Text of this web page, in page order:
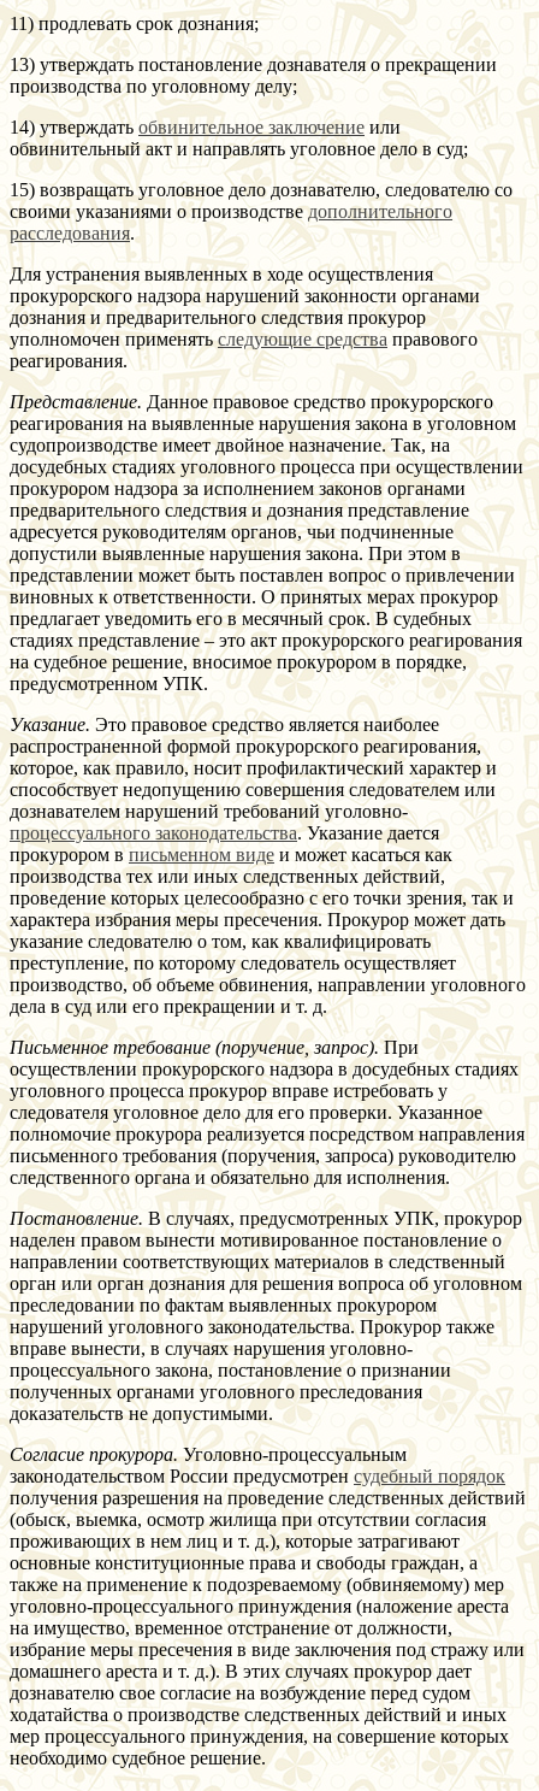
11) продлевать срок дознания;
13) утверждать постановление дознавателя о прекращении
производства по уголовному делу;
14) утверждать обвинительное заключение или
обвинительный акт и направлять уголовное дело в суд;
15) возвращать уголовное дело дознавателю, следователю со
своими указаниями о производстведополнительного
расследования.
Для устранения выявленных в ходе осуществления
прокурорского надзора нарушений законности органами
дознания и предварительного следствия прокурор
уполномочен применятьследующие средства правового
реагирования.
Представление. Данное правовое средство прокурорского
реагирования на выявленные нарушения закона в уголовном
судопроизводстве имеет двойное назначение. Так, на
досудебных стадиях уголовного процесса при осуществлении
прокурором надзора за исполнением законов органами
предварительного следствия и дознания представление
адресуется руководителям органов, чьи подчиненные
допустили выявленные нарушения закона. При этом в
представлении может быть поставлен вопрос о привлечении
виновных к ответственности. О принятых мерах прокурор
предлагает уведомить его в месячный срок. В судебных
стадиях представление – это акт прокурорского реагирования
на судебное решение, вносимое прокурором в порядке,
предусмотренном УПК.
Указание. Это правовое средство является наиболее
распространенной формой прокурорского реагирования,
которое, как правило, носит профилактический характер и
способствует недопущению совершения следователем или
дознавателем нарушений требований уголовно-
процессуального законодательства. Указание дается
прокурором вписьменном виде и может касаться как
производства тех или иных следственных действий,
проведение которых целесообразно с его точки зрения, так и
характера избрания меры пресечения. Прокурор может дать
указание следователю о том, как квалифицировать
преступление, по которому следователь осуществляет
производство, об объеме обвинения, направлении уголовного
дела в суд или его прекращении и т. д.
Письменное требование (поручение, запрос).При
осуществлении прокурорского надзора в досудебных стадиях
уголовного процесса прокурор вправе истребовать у
следователя уголовное дело для его проверки. Указанное
полномочие прокурора реализуется посредством направления
письменного требования (поручения, запроса) руководителю
следственного органа и обязательно для исполнения.
Постановление. В случаях, предусмотренных УПК, прокурор
наделен правом вынести мотивированное постановление о
направлении соответствующих материалов в следственный
орган или орган дознания для решения вопроса об уголовном
преследовании по фактам выявленных прокурором
нарушений уголовного законодательства. Прокурор также
вправе вынести, в случаях нарушения уголовно-
процессуального закона, постановление о признании
полученных органами уголовного преследования
доказательств не допустимыми.
Согласие прокурора.Уголовно-процессуальным
законодательством России предусмотренсудебный порядок
получения разрешения на проведение следственных действий
(обыск, выемка, осмотр жилища при отсутствии согласия
проживающих в нем лиц и т. д.), которые затрагивают
основные конституционные права и свободы граждан, а
также на применение к подозреваемому (обвиняемому) мер
уголовно-процессуального принуждения (наложение ареста
на имущество, временное отстранение от должности,
избрание меры пресечения в виде заключения под стражу или
домашнего ареста и т. д.). В этих случаях прокурор дает
дознавателю свое согласие на возбуждение перед судом
ходатайства о производстве следственных действий и иных
мер процессуального принуждения, на совершение которых
необходимо судебное решение.